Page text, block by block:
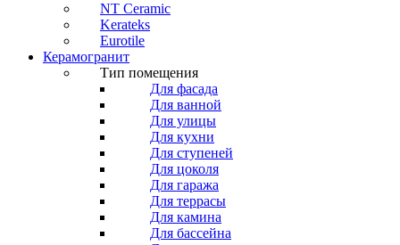
NT Ceramic
Kerateks
Eurotile
Керамогранит
Тип помещения
Для фасада
Для ванной
Для улицы
Для кухни
Для ступеней
Для цоколя
Для гаража
Для террасы
Для камина
Для бассейна